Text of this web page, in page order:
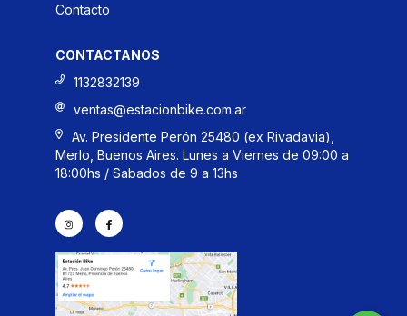
Contacto
CONTACTANOS
1132832139
ventas@estacionbike.com.ar
Av. Presidente Perón 25480 (ex Rivadavia),
Merlo, Buenos Aires. Lunes a Viernes de 09:00 a
18:00hs / Sabados de 9 a 13hs